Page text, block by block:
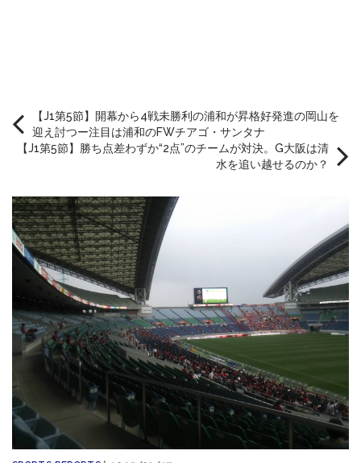
【J1第5節】開幕から4戦未勝利の浦和が昇格好発進の岡山を
迎え討つー注目は浦和のFWチアゴ・サンタナ
【J1第5節】勝ち点差わずか“2点”のチームが対決。G大阪は清
水を追い越せるのか？